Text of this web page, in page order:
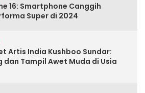
16: Smartphone Canggih
Super di 2024
Artis India Kushboo Sundar:
dan Tampil Awet Muda di Usia